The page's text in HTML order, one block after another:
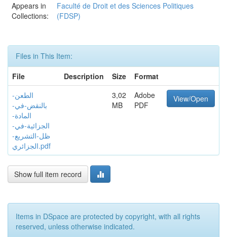
Appears in
Collections:
Faculté de Droit et des Sciences Politiques
(FDSP)
Files in This Item:
File
Description Size
Format
الطعن-
بالنقض-في-
المادة-
الجزائية-في-
ظل-التشريع-
الجزائري.pdf
3,02
MB
Adobe
PDF
View/Open
Show full item record
Items in DSpace are protected by copyright, with all rights
reserved, unless otherwise indicated.